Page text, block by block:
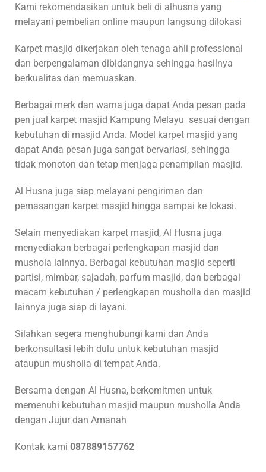
Kami rekomendasikan untuk beli di alhusna yang
melayani pembelian online maupun langsung dilokasi
Karpet masjid dikerjakan oleh tenaga ahli professional
dan berpengalaman dibidangnya sehingga hasilnya
berkualitas dan memuaskan.
Berbagai merk dan warna juga dapat Anda pesan pada
pen jual karpet masjid Kampung Melayu sesuai dengan
kebutuhan di masjid Anda. Model karpet masjid yang
dapat Anda pesan juga sangat bervariasi, sehingga
tidak monoton dan tetap menjaga penampilan masjid.
Al Husna juga siap melayani pengiriman dan
pemasangan karpet masjid hingga sampai ke lokasi.
Selain menyediakan karpet masjid, Al Husna juga
menyediakan berbagai perlengkapan masjid dan
mushola lainnya. Berbagai kebutuhan masjid seperti
partisi, mimbar, sajadah, parfum masjid, dan berbagai
macam kebutuhan / perlengkapan musholla dan masjid
lainnya juga siap di layani.
Silahkan segera menghubungi kami dan Anda
berkonsultasi lebih dulu untuk kebutuhan masjid
ataupun musholla di tempat Anda.
Bersama dengan Al Husna, berkomitmen untuk
memenuhi kebutuhan masjid maupun musholla Anda
dengan Jujur dan Amanah
Kontak kami 087889157762